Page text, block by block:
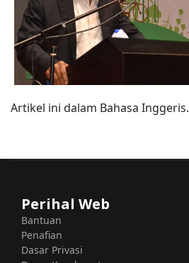
Artikel ini dalam Bahasa
Perihal Web
Bantuan
Penafian
Dasar Privasi